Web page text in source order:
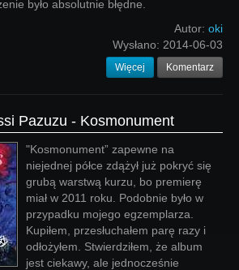
było absolutnie błędne.
Autor: oki
Wysłano: 2014-06-03
Więcej Komentarz
Pazuzu - Kosmonument
"Kosmonument” zapewne na
niejednej półce zdążył już pokryć się
grubą warstwą kurzu, bo premierę
miał w 2011 roku. Podobnie było w
przypadku mojego egzemplarza.
Kupiłem, przesłuchałem parę razy i
odłożyłem. Stwierdziłem, że album
jest ciekawy, ale jednocześnie